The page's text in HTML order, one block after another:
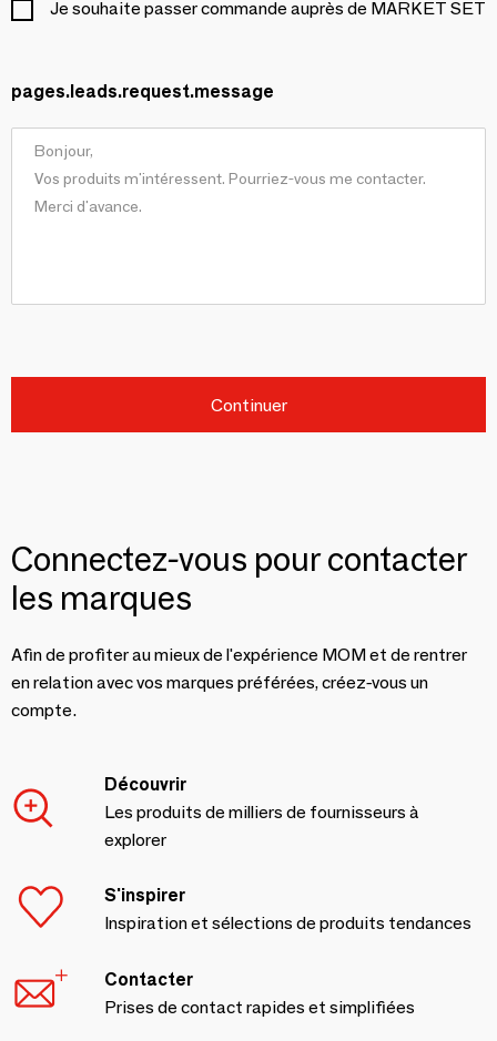
Je souhaite passer commande auprès de MARKET SET
pages.leads.request.message
Continuer
Connectez-vous pour contacter
les marques
Afin de profiter au mieux de l'expérience MOM et de rentrer
en relation avec vos marques préférées, créez-vous un
compte.
Découvrir
Les produits de milliers de fournisseurs à
explorer
S'inspirer
Inspiration et sélections de produits tendances
Contacter
Prises de contact rapides et simplifiées